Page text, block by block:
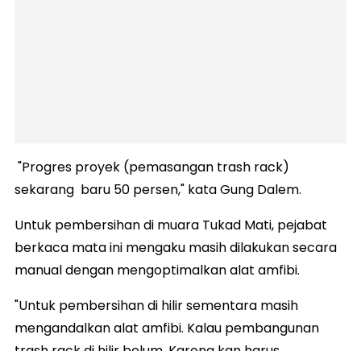
"Progres proyek (pemasangan trash rack)
sekarang baru 50 persen," kata Gung Dalem.
Untuk pembersihan di muara Tukad Mati, pejabat
berkaca mata ini mengaku masih dilakukan secara
manual dengan mengoptimalkan alat amfibi.
"Untuk pembersihan di hilir sementara masih
mengandalkan alat amfibi. Kalau pembangunan